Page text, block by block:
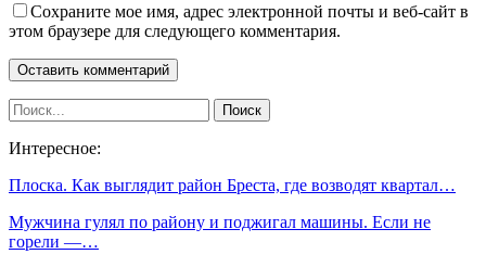
Сохраните мое имя, адрес электронной почты и веб-сайт в
этом браузере для следующего комментария.
Интересное:
Плоска. Как выглядит район Бреста, где возводят квартал…
Мужчина гулял по району и поджигал машины. Если не
горели —…